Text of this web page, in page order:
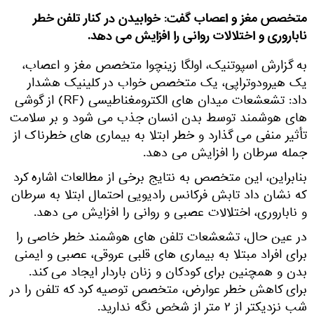
متخصص مغز و اعصاب گفت: خوابیدن در کنار تلفن خطر
ناباروری و اختلالات روانی را افزایش می دهد.
به گزارش اسپوتنیک، اولگا زینچوا متخصص مغز و اعصاب،
یک هیرودوتراپی، یک متخصص خواب در کلینیک هشدار
داد: تشعشعات میدان‌ های الکترومغناطیسی (RF) از گوشی
های هوشمند توسط بدن انسان جذب می شود و بر سلامت
تأثیر منفی می گذارد و خطر ابتلا به بیماری های خطرناک از
جمله سرطان را افزایش می دهد.
بنابراین، این متخصص به نتایج برخی از مطالعات اشاره کرد
که نشان داد تابش فرکانس رادیویی احتمال ابتلا به سرطان
و ناباروری، اختلالات عصبی و روانی را افزایش می دهد.
در عین حال، تشعشعات تلفن های هوشمند خطر خاصی را
برای افراد مبتلا به بیماری های قلبی عروقی، عصبی و ایمنی
بدن و همچنین برای کودکان و زنان باردار ایجاد می کند.
برای کاهش خطر عوارض، متخصص توصیه کرد که تلفن را در
شب نزدیکتر از ۲ متر از شخص نگه ندارید.